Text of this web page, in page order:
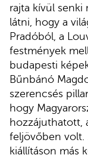
rajta kívül senki
látni, hogy a
Pradóból, a
festmények
budapesti
Bűnbánó
szerencsés
hogy
hozzájuthatott,
feljövőben volt.
kiállításon más